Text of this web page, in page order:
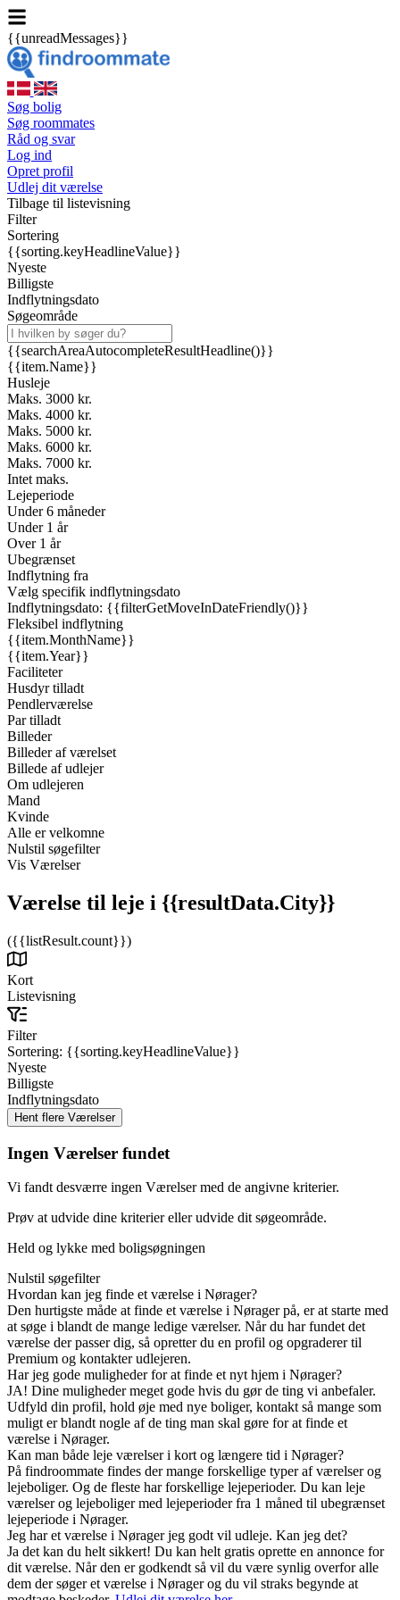
{{unreadMessages}}
Søg bolig
Søg roommates
Råd og svar
Log ind
Opret profil
Udlej dit værelse
Tilbage til listevisning
Filter
Sortering
{{sorting.keyHeadlineValue}}
Nyeste
Billigste
Indflytningsdato
Søgeområde
{{searchAreaAutocompleteResultHeadline()}}
{{item.Name}}
Husleje
Maks. 3000 kr.
Maks. 4000 kr.
Maks. 5000 kr.
Maks. 6000 kr.
Maks. 7000 kr.
Intet maks.
Lejeperiode
Under 6 måneder
Under 1 år
Over 1 år
Ubegrænset
Indflytning fra
Vælg specifik indflytningsdato
Indflytningsdato: {{filterGetMoveInDateFriendly()}}
Fleksibel indflytning
{{item.MonthName}}
{{item.Year}}
Faciliteter
Husdyr tilladt
Pendlerværelse
Par tilladt
Billeder
Billeder af værelset
Billede af udlejer
Om udlejeren
Mand
Kvinde
Alle er velkomne
Nulstil søgefilter
Vis Værelser
Værelse til leje i {{resultData.City}}
({{listResult.count}})
Kort
Listevisning
Filter
Sortering: {{sorting.keyHeadlineValue}}
Nyeste
Billigste
Indflytningsdato
Ingen Værelser fundet
Vi fandt desværre ingen Værelser med de angivne kriterier.
Prøv at udvide dine kriterier eller udvide dit søgeområde.
Held og lykke med boligsøgningen
Nulstil søgefilter
Hvordan kan jeg finde et værelse i Nørager?
Den hurtigste måde at finde et værelse i Nørager på, er at starte med
at søge i blandt de mange ledige værelser. Når du har fundet det
værelse der passer dig, så opretter du en profil og opgraderer til
Premium og kontakter udlejeren.
Har jeg gode muligheder for at finde et nyt hjem i Nørager?
JA! Dine muligheder meget gode hvis du gør de ting vi anbefaler.
Udfyld din profil, hold øje med nye boliger, kontakt så mange som
muligt er blandt nogle af de ting man skal gøre for at finde et
værelse i Nørager.
Kan man både leje værelser i kort og længere tid i Nørager?
På findroommate findes der mange forskellige typer af værelser og
lejeboliger. Og de fleste har forskellige lejeperioder. Du kan leje
værelser og lejeboliger med lejeperioder fra 1 måned til ubegrænset
lejeperiode i Nørager.
Jeg har et værelse i Nørager jeg godt vil udleje. Kan jeg det?
Ja det kan du helt sikkert! Du kan helt gratis oprette en annonce for
dit værelse. Når den er godkendt så vil du være synlig overfor alle
dem der søger et værelse i Nørager og du vil straks begynde at